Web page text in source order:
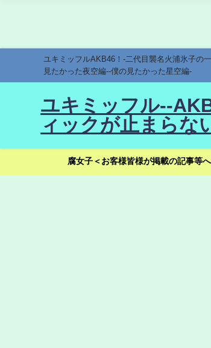
ユキミッフルAKB46！-二代目襲名火浦氷子の
見たかった夜空編--僕の見たかった星空編-
ユキミッフル--
ィックが止まらな
腐女子＜お客様皆様が掲載の記事等